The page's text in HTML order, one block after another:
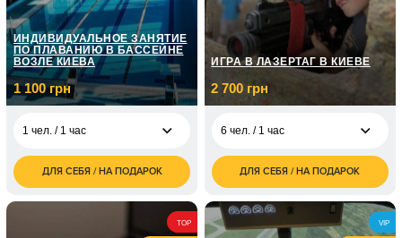
ИНДИВИДУАЛЬНОЕ ЗАНЯТИЕ
ПО ПЛАВАНИЮ В БАССЕЙНЕ
ВОЗЛЕ КИЕВА
1 100 грн
1 чел. / 1 час
1 100
грн
950
грн
ДЛЯ СЕБЯ / НА ПОДАРОК
ИГРА В ЛАЗЕРТАГ В КИЕВЕ
2 700 грн
6 чел. / 1 час
2 700
грн
6 чел. / 2 часа
4 800
грн
ДЛЯ СЕБЯ / НА ПОДАРОК
TOP VIP